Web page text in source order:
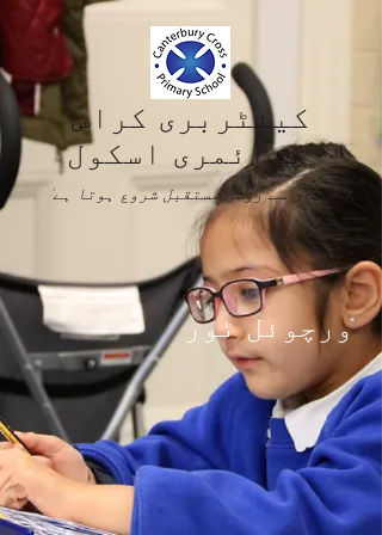
کینٹربری کراس
پرائمری اسکول
'جہاں سے روشن مستقبل شروع ہوتا ہے'
ورچوئل ٹور